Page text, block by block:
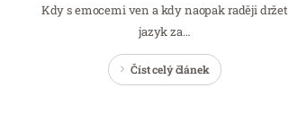
Kdy s emocemi ven a kdy naopak raději držet
jazyk za…
Číst celý článek